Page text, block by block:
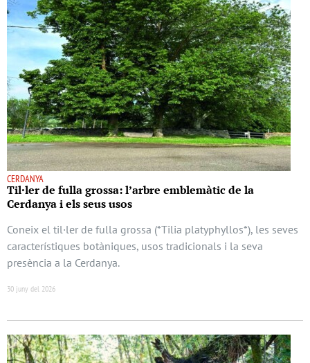
CERDANYA
Til·ler de fulla grossa: l’arbre emblemàtic de la
Cerdanya i els seus usos
Coneix el til·ler de fulla grossa (*Tilia platyphyllos*), les seves
característiques botàniques, usos tradicionals i la seva
presència a la Cerdanya.
30 juny del 2026